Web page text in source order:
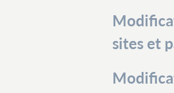
sites et